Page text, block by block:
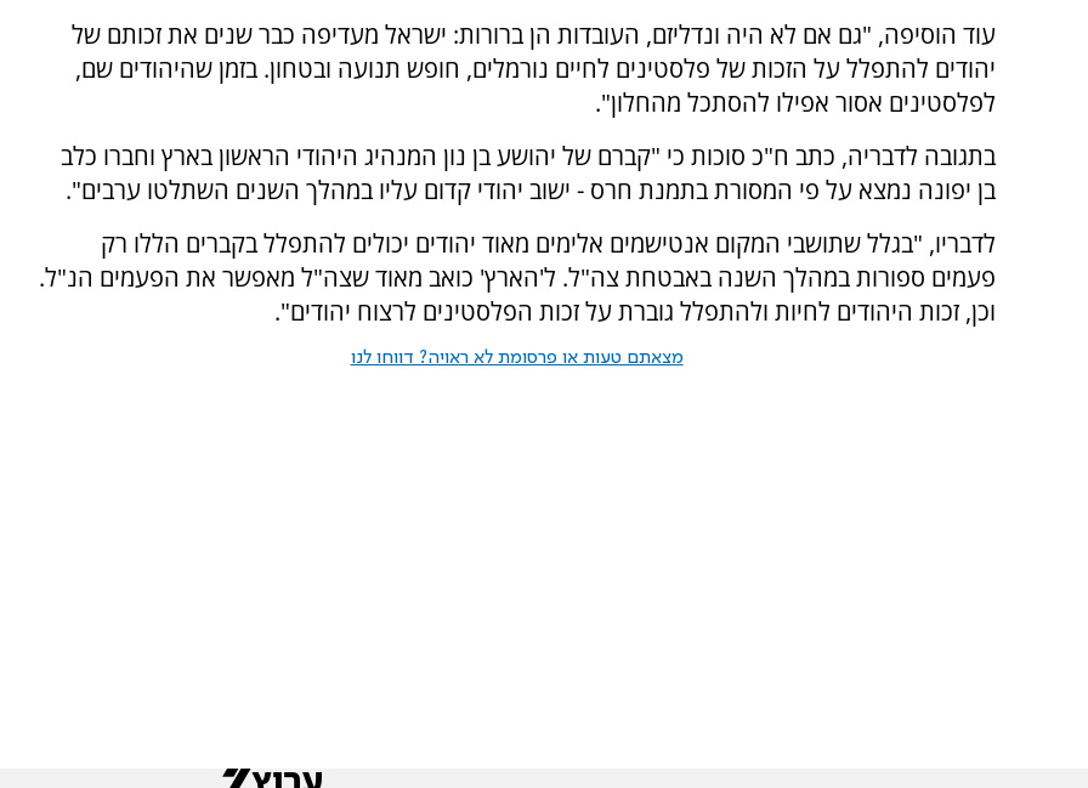
עוד הוסיפה, "גם אם לא היה ונדליזם, העובדות הן ברורות: ישראל מעדיפה כבר שנים את זכותם של
יהודים להתפלל על הזכות של פלסטינים לחיים נורמלים, חופש תנועה ובטחון. בזמן שהיהודים שם,
לפלסטינים אסור אפילו להסתכל מהחלון".
בתגובה לדבריה, כתב ח"כ סוכות כי "קברם של יהושע בן נון המנהיג היהודי הראשון בארץ וחברו כלב
בן יפונה נמצא על פי המסורת בתמנת חרס - ישוב יהודי קדום עליו במהלך השנים השתלטו ערבים".
לדבריו, "בגלל שתושבי המקום אנטישמים אלימים מאוד יהודים יכולים להתפלל בקברים הללו רק
פעמים ספורות במהלך השנה באבטחת צה"ל. ל'הארץ' כואב מאוד שצה"ל מאפשר את הפעמים הנ"ל.
וכן, זכות היהודים לחיות ולהתפלל גוברת על זכות הפלסטינים לרצוח יהודים".
מצאתם טעות או פרסומת לא ראויה? דווחו לנו